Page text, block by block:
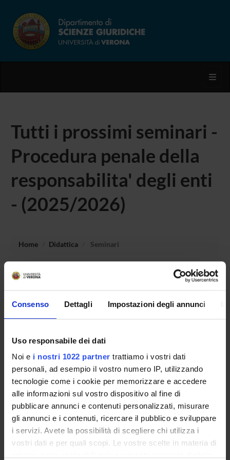
Consenso Dettagli Impostazioni degli annunci
Uso responsabile dei dati
Noi e i nostri 1022 partner trattiamo i vostri dati
personali, ad esempio il vostro numero IP, utilizzando
tecnologie come i cookie per memorizzare e accedere
alle informazioni sul vostro dispositivo al fine di
pubblicare annunci e contenuti personalizzati, misurare
gli annunci e i contenuti, ricercare il pubblico e sviluppare
i servizi. Avete la possibilità di scegliere chi utilizza i
vostri dati e per quali scopi. Le vostre scelte in materia di
Tutti i prossimi seminari -
Procedura penale della
responsabilita' degli enti
- (2025/2026)
Home Didattica Seminari
Non è stato trovato alcun seminario relativo
all'insegnamento Procedura penale della responsabilita'
OFFERTA FORMATIVA
CORSI DI STUDIO
DOTTORATI DI RICERCA E FORMAZIONE
SUPERIORE
Persone
Luoghi